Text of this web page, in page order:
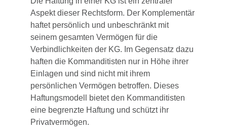
Aspekt dieser Rechtsform. Der Komplementär
haftet persönlich und unbeschränkt mit
seinem gesamten Vermögen für die
Verbindlichkeiten der KG. Im Gegensatz dazu
haften die Kommanditisten nur in Höhe ihrer
Einlagen und sind nicht mit ihrem
persönlichen Vermögen betroffen. Dieses
Haftungsmodell bietet den Kommanditisten
eine begrenzte Haftung und schützt ihr
Privatvermögen.